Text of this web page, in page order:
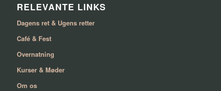
RELEVANTE LINKS
Dagens ret & Ugens retter
Café & Fest
Overnatning
Kurser & Møder
Om os